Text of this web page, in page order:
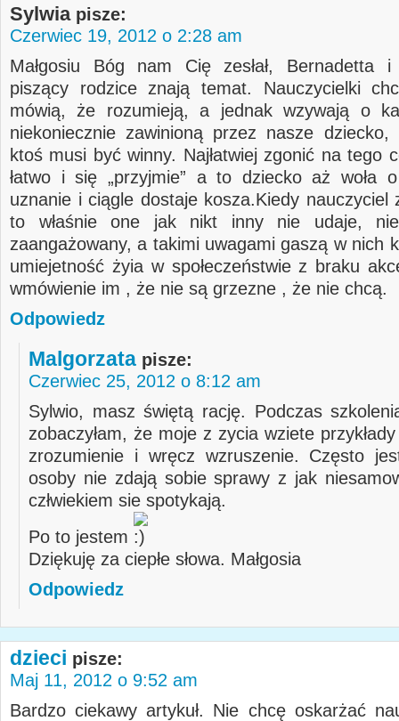
Sylwia pisze:
Czerwiec 19, 2012 o 2:28 am
Małgosiu Bóg nam Cię zesłał, Bernadetta
piszący rodzice znają temat. Nauczycielki
mówią, że rozumieją, a jednak wzywają o
niekoniecznie zawinioną przez nasze dziecko,
ktoś musi być winny. Najłatwiej zgonić na tego
łatwo i się „przyjmie” a to dziecko aż woła
uznanie i ciągle dostaje kosza.Kiedy nauczyciel
to właśnie one jak nikt inny nie udaje,
zaangażowany, a takimi uwagami gaszą w nich
umiejetność żyia w społeczeństwie z braku
wmówienie im , że nie są grzezne , że nie chcą.
Odpowiedz
Malgorzata pisze:
Czerwiec 25, 2012 o 8:12 am
Sylwio, masz świętą rację. Podczas
zobaczyłam, że moje z zycia wziete przykłady
zrozumienie i wręcz wzruszenie. Często
osoby nie zdają sobie sprawy z jak
człwiekiem sie spotykają.
Po to jestem
Dziękuję za ciepłe słowa. Małgosia
Odpowiedz
dzieci pisze:
Maj 11, 2012 o 9:52 am
Bardzo ciekawy artykuł. Nie chcę oskarżać